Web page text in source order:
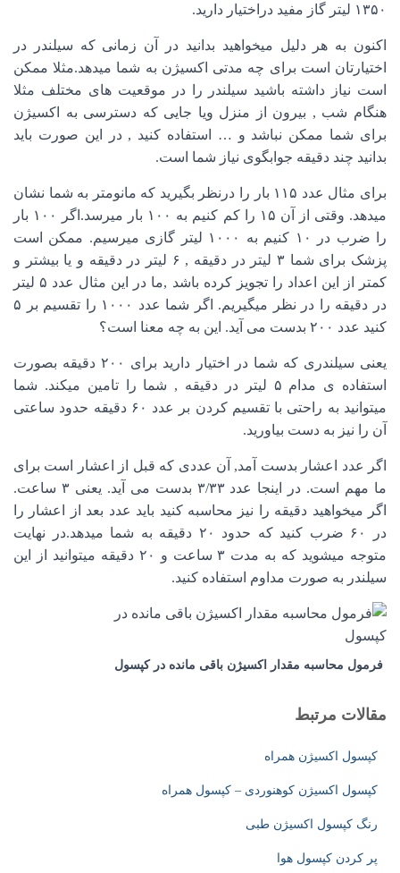
۱۳۵۰ لیتر گاز مفید دراختیار دارید.
اکنون به هر دلیل میخواهید بدانید در آن زمانی که سیلندر در
اختیارتان است برای چه مدتی اکسیژن به شما میدهد.مثلا ممکن
است نیاز داشته باشید سیلندر را در موقعیت های مختلف مثلا
هنگام شب , بیرون از منزل ویا جایی که دسترسی به اکسیژن
برای شما ممکن نباشد و … استفاده کنید , در این صورت باید
بدانید چند دقیقه جوابگوی نیاز شما است.
برای مثال عدد ۱۱۵ بار را درنظر بگیرید که مانومتر به شما نشان
میدهد. وقتی از آن ۱۵ را کم کنیم به ۱۰۰ بار میرسد.اگر ۱۰۰ بار
را ضرب در ۱۰ کنیم به ۱۰۰۰ لیتر گازی میرسیم. ممکن است
پزشک برای شما ۳ لیتر در دقیقه , ۶ لیتر در دقیقه و یا بیشتر و
کمتر از این اعداد را تجویز کرده باشد ,ما در این مثال عدد ۵ لیتر
در دقیقه را در نظر میگیریم. اگر شما عدد ۱۰۰۰ را تقسیم بر ۵
کنید عدد ۲۰۰ بدست می آید. این به چه معنا است؟
یعنی سیلندری که شما در اختیار دارید برای ۲۰۰ دقیقه بصورت
استفاده ی مدام ۵ لیتر در دقیقه , شما را تامین میکند. شما
میتوانید به راحتی با تقسیم کردن بر عدد ۶۰ دقیقه حدود ساعتی
آن را نیز به دست بیاورید.
اگر عدد اعشار بدست آمد, آن عددی که قبل از اعشار است برای
ما مهم است. در اینجا عدد ۳/۳۳ بدست می آید. یعنی ۳ ساعت.
اگر میخواهید دقیقه را نیز محاسبه کنید باید عدد بعد از اعشار را
در ۶۰ ضرب کنید که حدود ۲۰ دقیقه به شما میدهد.در نهایت
متوجه میشوید که به مدت ۳ ساعت و ۲۰ دقیقه میتوانید از این
سیلندر به صورت مداوم استفاده کنید.
فرمول محاسبه مقدار اکسیژن باقی مانده در کپسول
مقالات مرتبط
کپسول اکسیژن همراه
کپسول اکسیژن کوهنوردی – کپسول همراه
رنگ کپسول اکسیژن طبی
پر کردن کپسول هوا